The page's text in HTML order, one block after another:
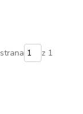
strana z 1